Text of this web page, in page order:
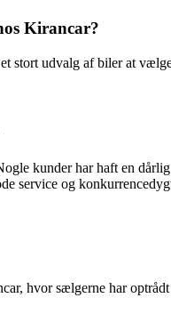
Kirancar?
stort udvalg af biler at
kunder har haft en
service og
hvor sælgerne har